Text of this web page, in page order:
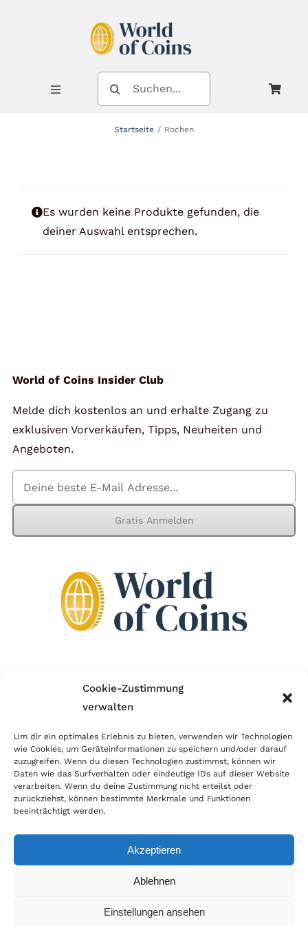
Cookie-Zustimmung
verwalten
Um dir ein optimales Erlebnis zu bieten, verwenden wir Technologien
wie Cookies, um Geräteinformationen zu speichern und/oder darauf
zuzugreifen. Wenn du diesen Technologien zustimmst, können wir
Daten wie das Surfverhalten oder eindeutige IDs auf dieser Website
verarbeiten. Wenn du deine Zustimmung nicht erteilst oder
zurückziehst, können bestimmte Merkmale und Funktionen
beeinträchtigt werden.
Akzeptieren
Ablehnen
Einstellungen ansehen
Toggle
Navigation
Kontakt
Mein Konto
Warenkorb
SUCHE
NACH:
Startseite Rochen
Es wurden keine Produkte gefunden, die
deiner Auswahl entsprechen.
World of Coins Insider Club
Melde dich kostenlos an und erhalte Zugang zu
exklusiven Vorverkäufen, Tipps, Neuheiten und
Angeboten.
Gratis Anmelden
Wir sind Mitglied im Händlerbund!
erfolgreichen E-Commerce ein. Auch wir sind wie
viele Onlineshops im Netz Mitglied im Händlerbund
und unterstützen fairen Onlinehandel.
© Copyright 2026 | World of Coins |Impressum|Datenschutz|Cookie
|Zahlung & Versand